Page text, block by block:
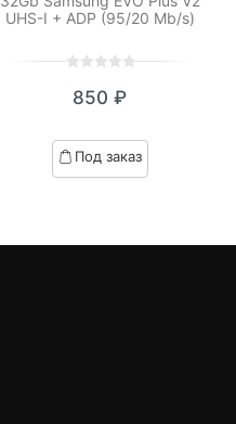
UHS-I + ADP (95/20 Mb/s)
out
based
on
850 ₽
Под заказ